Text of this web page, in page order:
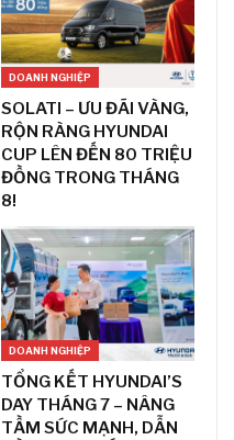
DOANH NGHIỆP
SOLATI – ƯU ĐÃI VÀNG,
RỘN RÀNG HYUNDAI
CUP LÊN ĐẾN 80 TRIỆU
ĐỒNG TRONG THÁNG
8!
DOANH NGHIỆP
TỔNG KẾT HYUNDAI’S
DAY THÁNG 7 – NÂNG
TẦM SỨC MẠNH, DẪN